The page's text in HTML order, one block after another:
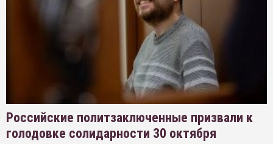
Российские политзаключенные призвали к
голодовке солидарности 30 октября